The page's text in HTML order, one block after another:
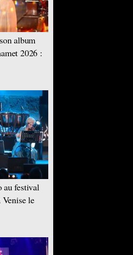
album
2026 :
au festival
Venise le